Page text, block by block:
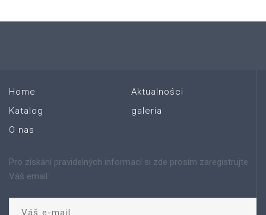
Home
Katalog
O nas
Aktualności
galeria
Pro získání pravidelných informací si zde prosím zaregistrujte
Váš email: